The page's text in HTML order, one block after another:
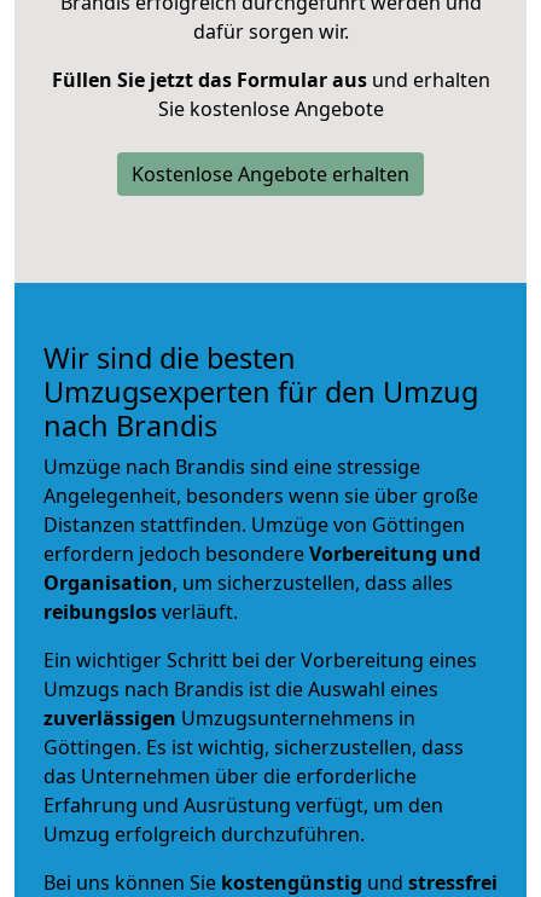
dafür sorgen wir.
Füllen Sie jetzt das Formular ausund erhalten
Sie kostenlose Angebote
Kostenlose Angebote erhalten
Wir sind die besten
Umzugsexperten für den Umzug
nach Brandis
Umzüge nach Brandis sind eine stressige
Angelegenheit, besonders wenn sie über große
Distanzen stattfinden. Umzüge von Göttingen
erfordern jedoch besondereVorbereitung und
Organisation, um sicherzustellen, dass alles
reibungslosverläuft.
Ein wichtiger Schritt bei der Vorbereitung eines
Umzugs nach Brandis ist die Auswahl eines
zuverlässigen Umzugsunternehmens in
Göttingen. Es ist wichtig, sicherzustellen, dass
das Unternehmen über die erforderliche
Erfahrung und Ausrüstung verfügt, um den
Umzug erfolgreich durchzuführen.
Bei uns können Sie kostengünstig und stressfrei